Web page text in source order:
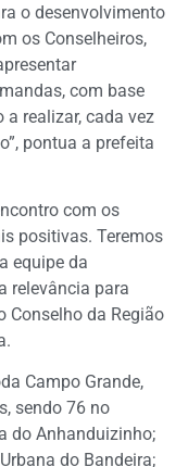
o desenvolvimento
os Conselheiros,
com base
realizar, cada vez
pontua a prefeita
com os
positivas. Teremos
equipe da
relevância para
Conselho da Região
Campo Grande,
sendo 76 no
do Anhanduizinho;
do Bandeira;